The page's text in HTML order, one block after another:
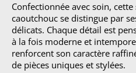
Confectionnée avec soin, cette
caoutchouc se distingue par
délicats. Chaque détail est
à la fois moderne et
renforcent son caractère
de pièces uniques et stylées.